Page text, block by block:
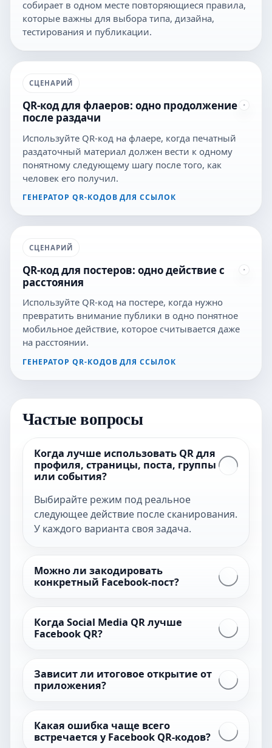
собирает в одном месте повторяющиеся правила,
которые важны для выбора типа, дизайна,
тестирования и публикации.
СЦЕНАРИЙ
QR-код для флаеров: одно продолжение
после раздачи
Используйте QR-код на флаере, когда печатный
раздаточный материал должен вести к одному
понятному следующему шагу после того, как
человек его получил.
ГЕНЕРАТОР QR-КОДОВ ДЛЯ ССЫЛОК
СЦЕНАРИЙ
QR-код для постеров: одно действие с
расстояния
Используйте QR-код на постере, когда нужно
превратить внимание публики в одно понятное
мобильное действие, которое считывается даже
на расстоянии.
ГЕНЕРАТОР QR-КОДОВ ДЛЯ ССЫЛОК
Частые вопросы
Когда лучше использовать QR для
профиля, страницы, поста, группы
или события?
Выбирайте режим под реальное
следующее действие после сканирования.
У каждого варианта своя задача.
Можно ли закодировать
конкретный Facebook-пост?
Когда Social Media QR лучше
Facebook QR?
Зависит ли итоговое открытие от
приложения?
Какая ошибка чаще всего
встречается у Facebook QR-кодов?